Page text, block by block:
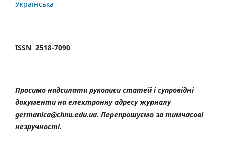
Українська
ISSN 2518-7090
Просимо надсилати рукописи статей і супровідні
документи на електронну адресу журналу
germanica@chnu.edu.ua. Перепрошуємо за тимчасові
незручності.